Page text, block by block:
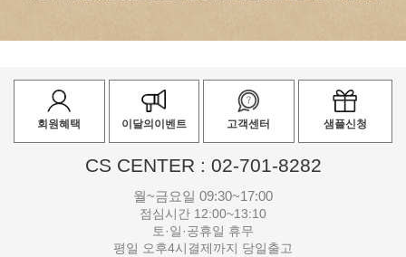
회원혜택 이달의이벤트 고객센터 샘플신청
CS CENTER : 02-701-8282
월~금요일 09:30~17:00
점심시간 12:00~13:10
토·일·공휴일 휴무
평일 오후4시결제까지 당일출고